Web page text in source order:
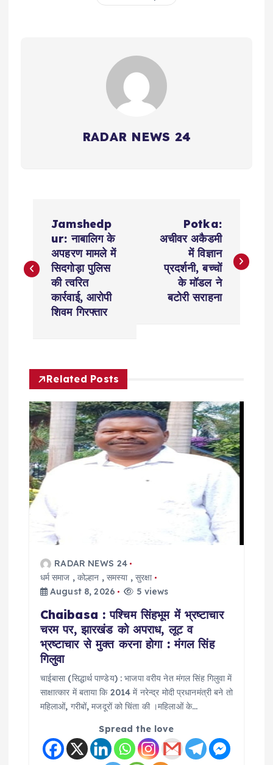
RADAR NEWS 24
s
a
v
g
a
t
Jamshedp
ur: नाबालिग के
अपहरण मामले में
सिदगोड़ा पुलिस
की त्वरित
कार्रवाई, आरोपी
शिवम गिरफ्तार
Potka:
अचीवर अकैडमी
में विज्ञान
प्रदर्शनी, बच्चों
के मॉडल ने
बटोरी सराहना
Related Posts
RADAR NEWS 24
धर्म समाज ,कोल्हान , समस्या, सुरक्षा
August 8, 2026
5 views
Chaibasa : पश्चिम सिंहभूम में भ्रष्टाचार
चरम पर, झारखंड को अपराध, लूट व
भ्रष्टाचार से मुक्त करना होगा : मंगल सिंह
गिलुवा
चाईबासा (सिद्धार्थ पाण्डेय) : भाजपा वरीय नेत मंगल सिंह गिलुवा में
साक्षात्कार में बताया कि 2014 में नरेन्द्र मोदी प्रधानमंत्री बने तो
महिलाओं, गरीबों, मजदूरों को चिंता की ।महिलाओं के…
Spread the love